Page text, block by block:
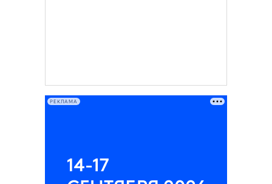
РЕКЛАМА